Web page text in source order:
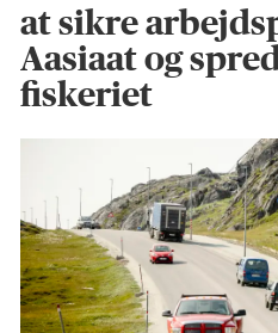
at sikre
Aasiaat og
fiskeriet